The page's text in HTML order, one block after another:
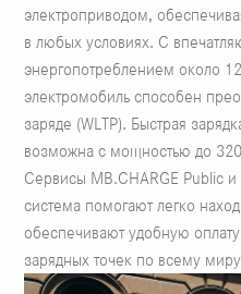
электроприводом,
в любых условиях. С
энергопотреблением около
электромобиль способен
заряде (WLTP). Быстрая
возможна с мощностью до
Сервисы MB.CHARGE Public и
система помогают легко
обеспечивают удобную
зарядных точек по всему